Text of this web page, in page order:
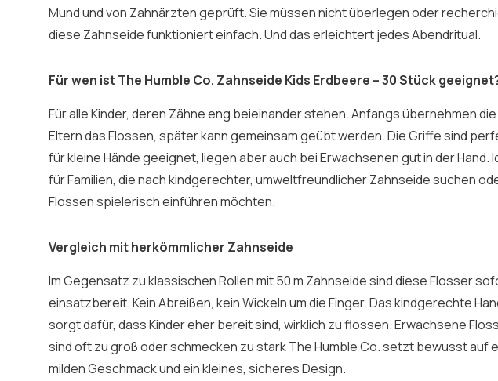
Mund und von Zahnärzten geprüft. Sie müssen nicht überlegen oder
diese Zahnseide funktioniert einfach. Und das erleichtert jedes Abendritual.
Für wen ist The Humble Co. Zahnseide Kids Erdbeere – 30 Stück
Für alle Kinder, deren Zähne eng beieinander stehen. Anfangs übernehmen die
Eltern das Flossen, später kann gemeinsam geübt werden. Die Griffe sind
für kleine Hände geeignet, liegen aber auch bei Erwachsenen gut in der Hand.
für Familien, die nach kindgerechter, umweltfreundlicher Zahnseide suchen
Flossen spielerisch einführen möchten.
Vergleich mit herkömmlicher Zahnseide
Im Gegensatz zu klassischen Rollen mit 50 m Zahnseide sind diese Flosser
einsatzbereit. Kein Abreißen, kein Wickeln um die Finger. Das kindgerechte
sorgt dafür, dass Kinder eher bereit sind, wirklich zu flossen. Erwachsene
sind oft zu groß oder schmecken zu stark The Humble Co. setzt bewusst auf
milden Geschmack und ein kleines, sicheres Design.